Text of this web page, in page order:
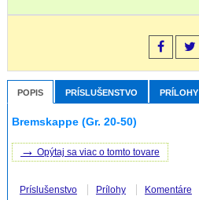
POPIS PRÍSLUŠENSTVO PRÍLOHY
Bremskappe (Gr. 20-50)
→ Opýtaj sa viac o tomto tovare
Príslušenstvo Prílohy Komentáre